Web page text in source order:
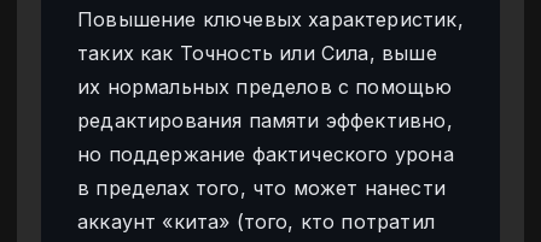
Повышение ключевых характеристик,
таких как Точность или Сила, выше
их нормальных пределов с помощью
редактирования памяти эффективно,
но поддержание фактического урона
в пределах того, что может нанести
аккаунт «кита» (того, кто потратил